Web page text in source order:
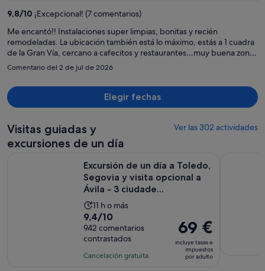
por
persona
9,8/10 ¡Excepcional! (7 comentarios)
Me encantó!! Instalaciones super limpias, bonitas y recién
remodeladas. La ubicación también está lo máximo, estás a 1 cuadra
de la Gran Vía, cercano a cafecitos y restaurantes…muy buena zona!
Definitivamente me volvería a hospedar aquí
Comentario del 2 de jul de 2026
Elegir fechas
Visitas guiadas y
excursiones de un día
Ver las 302 actividades
Excursión de un día a Toledo,
Segovia y visita opcional a
Ávila - 3 ciudade...
La
duración
de
la
actividad
11 h o más
9.4
sobre
10
con
9,4/10
942 comentarios
contrastados
Cancelación gratuita
El
precio
es
de
69 €
incluye tasas e
impuestos
por adulto